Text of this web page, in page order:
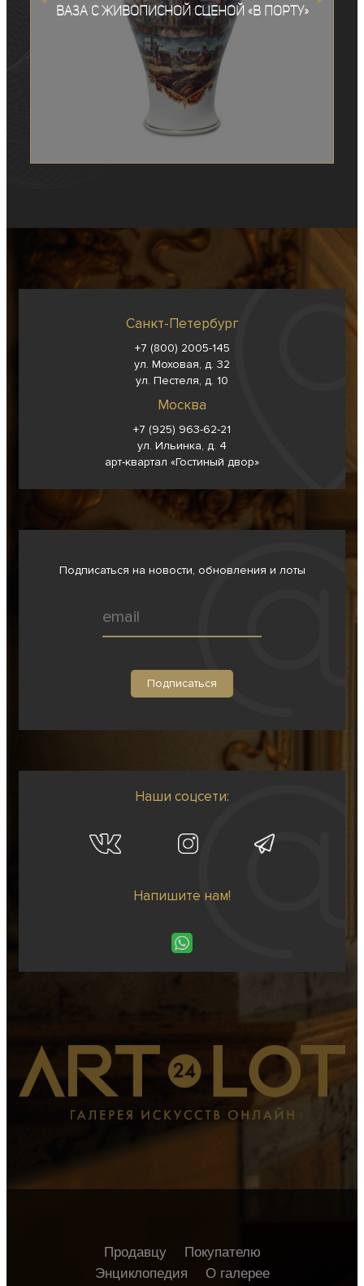
Ваза с живописной сценой «В порту»
Санкт-Петербург
+7 (800) 2005-145
ул. Моховая, д. 32
ул. Пестеля, д. 10
Москва
+7 (925) 963-62-21
ул. Ильинка, д. 4
арт-квартал «Гостиный двор»
Подписаться на новости, обновления и лоты
Наши соцсети:
Напишите нам!
Продавцу
Покупателю
Энциклопедия
О галерее